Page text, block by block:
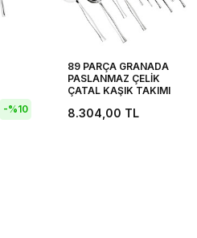
-%10
89 PARÇA GRANADA
PASLANMAZ ÇELİK
ÇATAL KAŞIK TAKIMI
8.304,00 TL